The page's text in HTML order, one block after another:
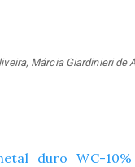
Márcia Giardinieri de
duro WC-